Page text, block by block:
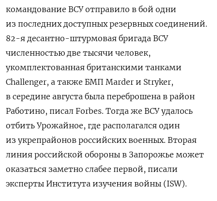
командование ВСУ отправило в бой одни
из последних доступных резервных соединений.
82-я десантно-штурмовая бригада ВСУ
численностью две тысячи человек,
укомплектованная британскими танками
Challenger, а также БМП Marder и Stryker,
в середине августа была переброшена в район
Работино, писал Forbes. Тогда же ВСУ удалось
отбить Урожайное, где располагался один
из укрепрайонов российских военных. Вторая
линия российской обороны в Запорожье может
оказаться заметно слабее первой, писали
эксперты Института изучения войны (ISW).